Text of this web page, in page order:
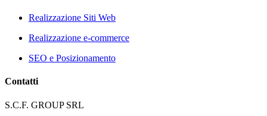
Realizzazione Siti Web
Realizzazione e-commerce
SEO e Posizionamento
Contatti
S.C.F. GROUP SRL